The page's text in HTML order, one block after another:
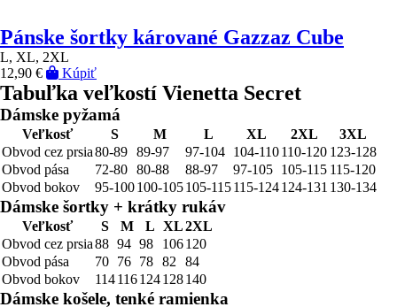
Pánske šortky kárované Gazzaz Cube
L, XL, 2XL
12,90 €
Kúpiť
Tabuľka veľkostí Vienetta Secret
Dámske pyžamá
Veľkosť S M L XL 2XL
3XL
Obvod cez prsia80-89 89-97 97-104 104-110110-120 123-128
Obvod pása
72-80 80-88 88-97 97-105 105-115 115-120
Obvod bokov
95-100100-105105-115115-124124-131 130-134
Dámske šortky + krátky rukáv
Veľkosť S M L XL2XL
Obvod cez prsia88 94 98 106120
Obvod pása
70 76 78 82
84
Obvod bokov
114116124128140
Dámske košele, tenké ramienka